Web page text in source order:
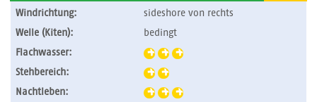
Windrichtung:
sideshore von rechts
Welle (Kiten):
bedingt
Flachwasser:
Stehbereich:
Nachtleben: